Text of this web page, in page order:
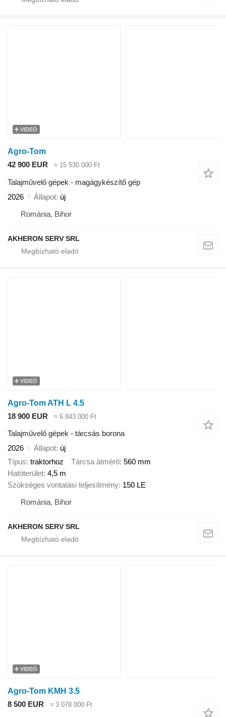
VIDEÓ
Agro-Tom
42 900 EUR
≈ 15 530 000 Ft
Talajművelő gépek - magágykészítő gép
2026
Állapot új
Románia, Bihor
AKHERON SERV SRL
VIDEÓ
Agro-Tom ATH L 4.5
18 900 EUR
≈ 6 843 000 Ft
Talajművelő gépek - tárcsás borona
2026
Állapot új
Típus traktorhoz Tárcsa átmérő 560 mm
Hatóterület 4,5 m
Szükséges vontatási teljesítmény 150 LE
Románia, Bihor
AKHERON SERV SRL
VIDEÓ
Agro-Tom KMH 3.5
8 500 EUR
≈ 3 078 000 Ft